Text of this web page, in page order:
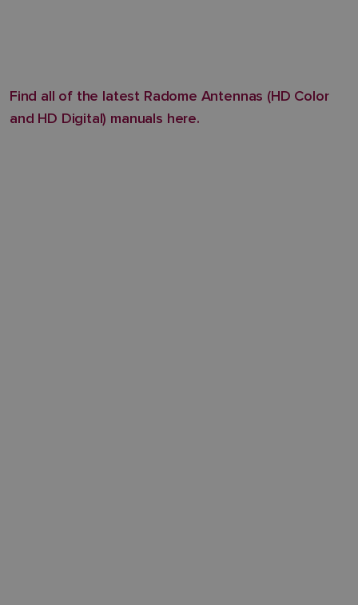
Find all of the latest Radome Antennas (HD Color
and HD Digital) manuals here.